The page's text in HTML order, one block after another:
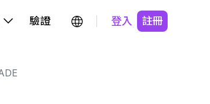
驗證 登入 註冊